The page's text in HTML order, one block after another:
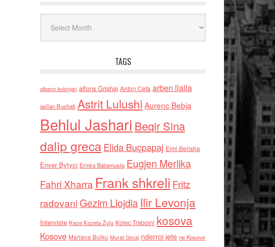
TAGS
albano kolonjari alfons Grishaj Anton Cefa arben llalla
asllan Bushati Astrit Lulushi Aurenc Bebja
Behlul Jashari Beqir Sina
dalip grecaElida Buçpapaj Elmi Berisha
Enver Bytyci Ermira Babamusta Eugjen Merlika
Fahri Xharra Frank shkreli Fritz
radovaniGezim Llojdia Ilir Levonja
Interviste Keze Kozeta Zylo Kolec Traboini kosova
Kosove Marjana Bulku Murat Gecaj nderroi jete ne Kosove